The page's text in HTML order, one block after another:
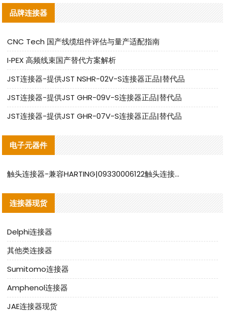
品牌连接器
CNC Tech 国产线缆组件评估与量产适配指南
I‑PEX 高频线束国产替代方案解析
JST连接器-提供JST NSHR-02V-S连接器正品|替代品
JST连接器-提供JST GHR-09V-S连接器正品|替代品
JST连接器-提供JST GHR-07V-S连接器正品|替代品
电子元器件
触头连接器-兼容HARTING|09330006122触头连接器替代品说明
连接器现货
Delphi连接器
其他类连接器
Sumitomo连接器
Amphenol连接器
JAE连接器现货